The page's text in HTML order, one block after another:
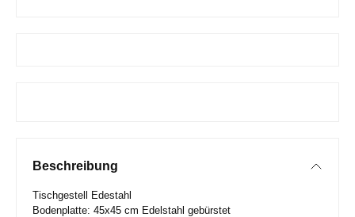
Beschreibung
Tischgestell Edestahl
Bodenplatte: 45x45 cm Edelstahl gebürstet